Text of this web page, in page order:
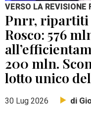
VERSO LA REVISIONE
Pnrr, ripartiti
Rosco: 576
200 mln.
lotto unico
30 Lug 2026 di